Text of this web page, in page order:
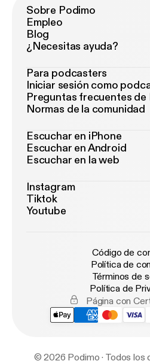
Sobre Podimo
Empleo
Blog
¿Necesitas ayuda?
Para podcasters
Iniciar sesión como
Preguntas frecuentes
Normas de la comunidad
Escuchar en iPhone
Escuchar en Android
Escuchar en la web
Instagram
Tiktok
Youtube
Código de
Política de
Términos de
Política de
Página con
© 2026 Podimo · Todos los